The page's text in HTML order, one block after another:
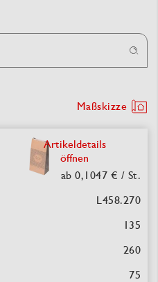
Maßskizze
Artikeldetails
öffnen
ab 0,1047 € / St.
L458.270
135
260
75